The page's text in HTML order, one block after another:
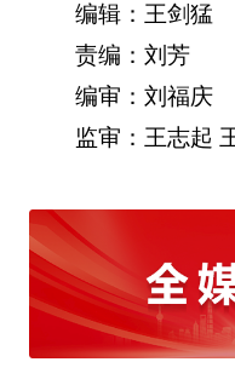
编辑：王剑猛
责编：刘芳
编审：刘福庆
监审：王志起